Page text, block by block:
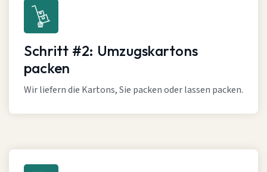
Schritt #2: Umzugskartons
packen
Wir liefern die Kartons, Sie packen oder lassen packen.